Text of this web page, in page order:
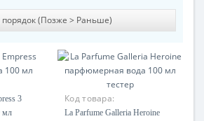
3
мл
Код товара:
La Parfume Galleria Heroine